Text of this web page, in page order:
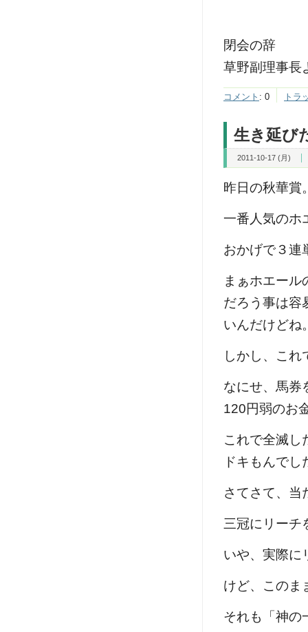
閉会の辞
草野副理事長
コメント : 0 トラ
生き延び
2011-10-17 (月)
昨日の秋華賞
一番人気のホ
おかげで３連
まぁホエー
だろう事は容
いんだけどね
しかし、これ
なにせ、馬券
120円弱のお
これで全滅し
ドキもんで
さてさて、当
三冠にリーチ
いや、実際に
けど、このま
それも「神の